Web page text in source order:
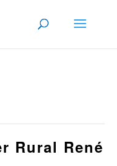
Rural René